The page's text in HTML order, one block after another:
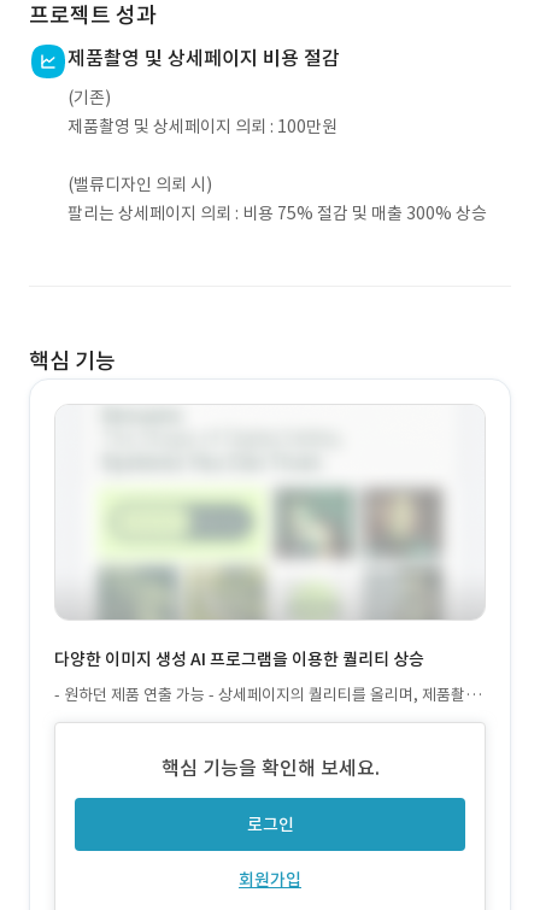
프로젝트 성과
제품촬영 및 상세페이지 비용 절감
(기존)
제품촬영 및 상세페이지 의뢰 : 100만원
(밸류디자인 의뢰 시)
팔리는 상세페이지 의뢰 : 비용 75% 절감 및 매출 300% 상승
핵심 기능
다양한 이미지 생성 AI 프로그램을 이용한 퀄리티 상승
- 원하던 제품 연출 가능 - 상세페이지의 퀄리티를 올리며, 제품촬영
및 모델촬영 비용 대폭 절감
핵심 기능을 확인해 보세요.
로그인
회원가입